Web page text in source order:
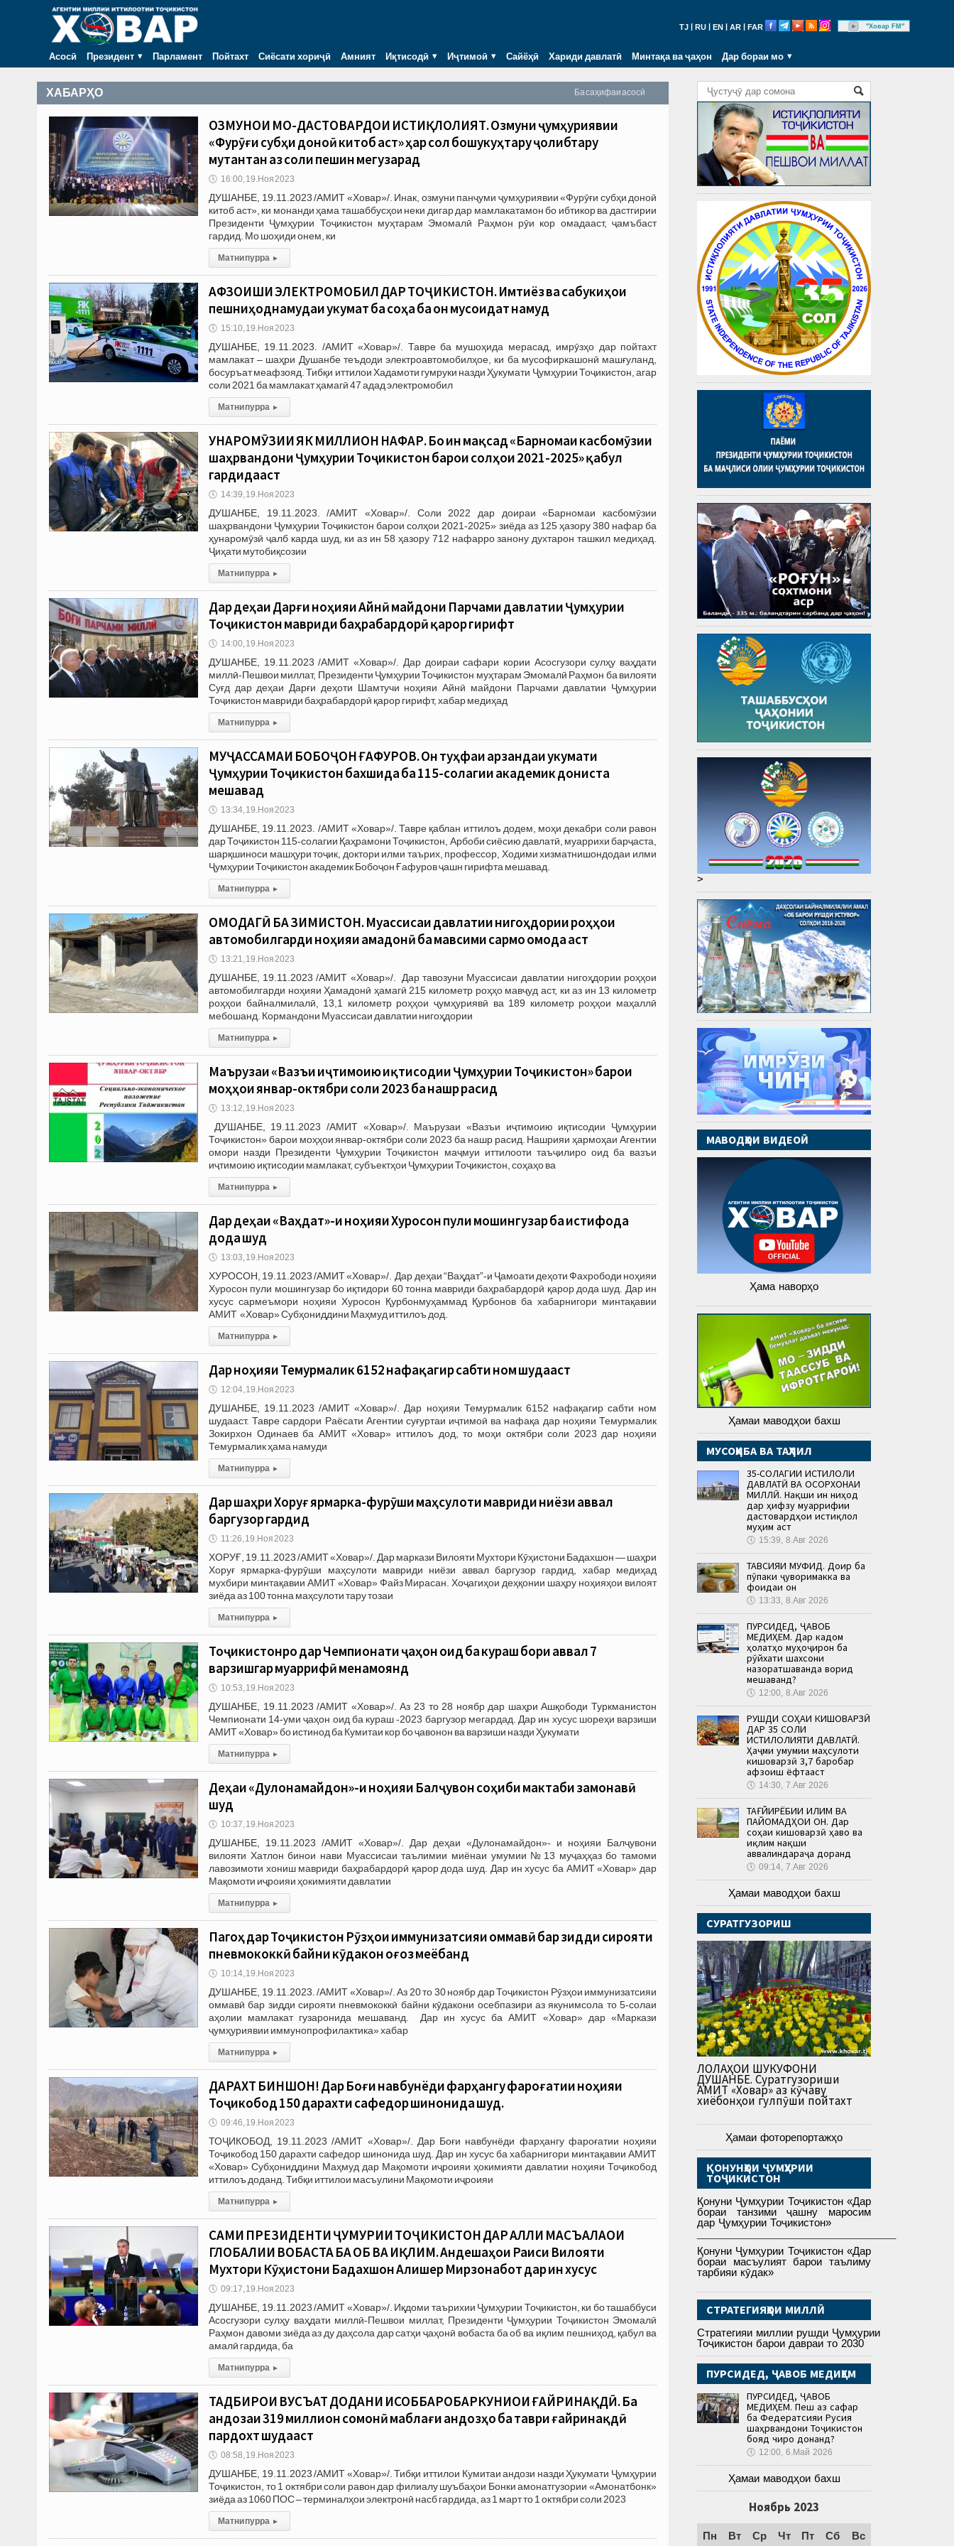
TJ RU EN AR FAR "Ховар FM"
Асосӣ Президент Парламент Пойтахт Сиёсати хориҷӣ Амният Иқтисодӣ Иҷтимоӣ Сайёҳӣ Хариди давлатӣ Минтақа ва ҷаҳон Дар бораи мо
Ба саҳифаи асосӣ
ХАБАРҲО
ОЗМУНҲОИ МО-ДАСТОВАРДҲОИ ИСТИҚЛОЛИЯТ. Озмуни ҷумҳуриявии
«Фурӯғи субҳи доноӣ китоб аст» ҳар сол бошукуҳтару ҷолибтару
мутантан аз соли пешин мегузарад
🕔 16:00, 19.Ноя 2023
ДУШАНБЕ, 19.11.2023 /АМИТ «Ховар»/. Инак, озмуни панҷуми ҷумҳуриявии «Фурӯғи субҳи доноӣ
китоб аст», ки монанди ҳама ташаббусҳои неки дигар дар мамлакатамон бо ибтикор ва дастгирии
Президенти Ҷумҳурии Тоҷикистон муҳтарам Эмомалӣ Раҳмон рӯи кор омадааст, ҷамъбаст
гардид. Мо шоҳиди онем, ки
Матни пурра ▸
АФЗОИШИ ЭЛЕКТРОМОБИЛ ДАР ТОҶИКИСТОН. Имтиёз ва сабукиҳои
пешниҳоднамудаи Ҳукумат ба соҳа ба он мусоидат намуд
🕔 15:10, 19.Ноя 2023
ДУШАНБЕ, 19.11.2023. /АМИТ «Ховар»/. Тавре ба мушоҳида мерасад, имрӯзҳо дар пойтахт
мамлакат – шаҳри Душанбе теъдоди электроавтомобилҳое, ки ба мусофиркашонӣ машғуланд,
босуръат меафзояд. Тибқи иттилои Хадамоти гумруки назди Ҳукумати Ҷумҳурии Тоҷикистон, агар
соли 2021 ба мамлакат ҳамагӣ 47 адад электромобил
Матни пурра ▸
ҲУНАРОМӮЗИИ ЯК МИЛЛИОН НАФАР. Бо ин мақсад «Барномаи касбомӯзии
шаҳрвандони Ҷумҳурии Тоҷикистон барои солҳои 2021-2025» қабул
гардидааст
🕔 14:39, 19.Ноя 2023
ДУШАНБЕ, 19.11.2023. /АМИТ «Ховар»/. Соли 2022 дар доираи «Барномаи касбомӯзии
шаҳрвандони Ҷумҳурии Тоҷикистон барои солҳои 2021-2025» зиёда аз 125 ҳазору 380 нафар ба
ҳунаромӯзӣ ҷалб карда шуд, ки аз ин 58 ҳазору 712 нафарро занону духтарон ташкил медиҳад.
Ҷиҳати мутобиқсозии
Матни пурра ▸
Дар деҳаи Дарғи ноҳияи Айнӣ майдони Парчами давлатии Ҷумҳурии
Тоҷикистон мавриди баҳрабардорӣ қарор гирифт
🕔 14:00, 19.Ноя 2023
ДУШАНБЕ, 19.11.2023 /АМИТ «Ховар»/. Дар доираи сафари кории Асосгузори сулҳу ваҳдати
миллӣ-Пешвои миллат, Президенти Ҷумҳурии Тоҷикистон муҳтарам Эмомалӣ Раҳмон ба вилояти
Суғд дар деҳаи Дарғи деҳоти Шамтучи ноҳияи Айнӣ майдони Парчами давлатии Ҷумҳурии
Тоҷикистон мавриди баҳрабардорӣ қарор гирифт, хабар медиҳад
Матни пурра ▸
МУҶАССАМАИ БОБОҶОН ҒАФУРОВ. Он туҳфаи арзандаи Ҳукумати
Ҷумҳурии Тоҷикистон бахшида ба 115-солагии академик дониста
мешавад
🕔 13:34, 19.Ноя 2023
ДУШАНБЕ, 19.11.2023. /АМИТ «Ховар»/. Тавре қаблан иттилоъ додем, моҳи декабри соли равон
дар Тоҷикистон 115-солагии Қаҳрамони Тоҷикистон, Арбоби сиёсию давлатӣ, муаррихи барҷаста,
шарқшиноси машҳури тоҷик, доктори илми таърих, профессор, Ходими хизматнишондодаи илми
Ҷумҳурии Тоҷикистон академик Бобоҷон Ғафуров ҷашн гирифта мешавад.
Матни пурра ▸
ОМОДАГӢ БА ЗИМИСТОН. Муассисаи давлатии нигоҳдории роҳҳои
автомобилгарди ноҳияи Ҳамадонӣ ба мавсими сармо омода аст
🕔 13:21, 19.Ноя 2023
ДУШАНБЕ, 19.11.2023 /АМИТ «Ховар»/. Дар тавозуни Муассисаи давлатии нигоҳдории роҳҳои
автомобилгарди ноҳияи Ҳамадонӣ ҳамагӣ 215 километр роҳҳо мавҷуд аст, ки аз ин 13 километр
роҳҳои байналмилалӣ, 13,1 километр роҳҳои ҷумҳуриявӣ ва 189 километр роҳҳои маҳаллӣ
мебошанд. Кормандони Муассисаи давлатии нигоҳдории
Матни пурра ▸
Маърузаи «Вазъи иҷтимоию иқтисодии Ҷумҳурии Тоҷикистон» барои
моҳҳои январ-октябри соли 2023 ба нашр расид
🕔 13:12, 19.Ноя 2023
ДУШАНБЕ, 19.11.2023 /АМИТ «Ховар»/. Маърузаи «Вазъи иҷтимоию иқтисодии Ҷумҳурии
Тоҷикистон» барои моҳҳои январ-октябри соли 2023 ба нашр расид. Нашрияи ҳармоҳаи Агентии
омори назди Президенти Ҷумҳурии Тоҷикистон маҷмуи иттилооти таъҷилиро оид ба вазъи
иҷтимоию иқтисодии мамлакат, субъектҳои Ҷумҳурии Тоҷикистон, соҳаҳо ва
Матни пурра ▸
Дар деҳаи «Ваҳдат»-и ноҳияи Хуросон пули мошингузар ба истифода
дода шуд
🕔 13:03, 19.Ноя 2023
ХУРОСОН, 19.11.2023 /АМИТ «Ховар»/. Дар деҳаи “Ваҳдат”-и Ҷамоати деҳоти Фахрободи ноҳияи
Хуросон пули мошингузар бо иқтидори 60 тонна мавриди баҳрабардорӣ қарор дода шуд. Дар ин
хусус сармеъмори ноҳияи Хуросон Қурбонмуҳаммад Қурбонов ба хабарнигори минтақавии
АМИТ «Ховар» Субҳониддини Маҳмуд иттилоъ дод.
Матни пурра ▸
Дар ноҳияи Темурмалик 6152 нафақагир сабти ном шудааст
🕔 12:04, 19.Ноя 2023
ДУШАНБЕ, 19.11.2023 /АМИТ «Ховар»/. Дар ноҳияи Темурмалик 6152 нафақагир сабти ном
шудааст. Тавре сардори Раёсати Агентии суғуртаи иҷтимоӣ ва нафақа дар ноҳияи Темурмалик
Зокирхон Одинаев ба АМИТ «Ховар» иттилоъ дод, то моҳи октябри соли 2023 дар ноҳияи
Темурмалик ҳама намуди
Матни пурра ▸
Дар шаҳри Хоруғ ярмарка-фурӯши маҳсулоти мавриди ниёзи аввал
баргузор гардид
🕔 11:26, 19.Ноя 2023
ХОРУҒ, 19.11.2023 /АМИТ «Ховар»/. Дар маркази Вилояти Мухтори Кӯҳистони Бадахшон — шаҳри
Хоруғ ярмарка-фурӯши маҳсулоти мавриди ниёзи аввал баргузор гардид, хабар медиҳад
мухбири минтақавии АМИТ «Ховар» Файз Мирасан. Хоҷагиҳои деҳқонии шаҳру ноҳияҳои вилоят
зиёда аз 100 тонна маҳсулоти тару тозаи
Матни пурра ▸
Тоҷикистонро дар Чемпионати ҷаҳон оид ба кураш бори аввал 7
варзишгар муаррифӣ менамоянд
🕔 10:53, 19.Ноя 2023
ДУШАНБЕ, 19.11.2023 /АМИТ «Ховар»/. Аз 23 то 28 ноябр дар шаҳри Ашқободи Туркманистон
Чемпионати 14-уми ҷаҳон оид ба кураш -2023 баргузор мегардад. Дар ин хусус шореҳи варзиши
АМИТ «Ховар» бо истинод ба Кумитаи кор бо ҷавонон ва варзиши назди Ҳукумати
Матни пурра ▸
Деҳаи «Дулонамайдон»-и ноҳияи Балҷувон соҳиби мактаби замонавӣ
шуд
🕔 10:37, 19.Ноя 2023
ДУШАНБЕ, 19.11.2023 /АМИТ «Ховар»/. Дар деҳаи «Дулонамайдон»- и ноҳияи Балҷувони
вилояти Хатлон бинои нави Муассисаи таълимии миёнаи умумии №13 муҷаҳҳаз бо тамоми
лавозимоти хониш мавриди баҳрабардорӣ қарор дода шуд. Дар ин хусус ба АМИТ «Ховар» дар
Мақомоти иҷроияи ҳокимияти давлатии
Матни пурра ▸
Пагоҳ дар Тоҷикистон Рӯзҳои иммунизатсияи оммавӣ бар зидди сирояти
пневмококкӣ байни кӯдакон оғоз меёбанд
🕔 10:14, 19.Ноя 2023
ДУШАНБЕ, 19.11.2023. /АМИТ «Ховар»/. Аз 20 то 30 ноябр дар Тоҷикистон Рӯзҳои иммунизатсияи
оммавӣ бар зидди сирояти пневмококкӣ байни кӯдакони осебпазири аз якунимсола то 5-солаи
аҳолии мамлакат гузаронида мешаванд. Дар ин хусус ба АМИТ «Ховар» дар «Маркази
ҷумҳуриявии иммунопрофилактика» хабар
Матни пурра ▸
ДАРАХТ БИНШОН! Дар Боғи навбунёди фарҳангу фароғатии ноҳияи
Тоҷикобод 150 дарахти сафедор шинонида шуд.
🕔 09:46, 19.Ноя 2023
ТОҶИКОБОД, 19.11.2023 /АМИТ «Ховар»/. Дар Боғи навбунёди фарҳангу фароғатии ноҳияи
Тоҷикобод 150 дарахти сафедор шинонида шуд. Дар ин хусус ба хабарнигори минтақавии АМИТ
«Ховар» Субҳониддини Маҳмуд дар Мақомоти иҷроияи ҳокимияти давлатии ноҳияи Тоҷикобод
иттилоъ доданд. Тибқи иттилои масъулини Мақомоти иҷроияи
Матни пурра ▸
САҲМИ ПРЕЗИДЕНТИ ҶУМҲУРИИ ТОҶИКИСТОН ДАР ҲАЛЛИ МАСЪАЛАҲОИ
ГЛОБАЛИИ ВОБАСТА БА ОБ ВА ИҚЛИМ. Андешаҳои Раиси Вилояти
Мухтори Кӯҳистони Бадахшон Алишер Мирзонабот дар ин хусус
🕔 09:17, 19.Ноя 2023
ДУШАНБЕ, 19.11.2023 /АМИТ «Ховар»/. Иқдоми таърихии Ҷумҳурии Тоҷикистон, ки бо ташаббуси
Асосгузори сулҳу ваҳдати миллӣ-Пешвои миллат, Президенти Ҷумҳурии Тоҷикистон Эмомалӣ
Раҳмон давоми зиёда аз ду даҳсола дар сатҳи ҷаҳонӣ вобаста ба об ва иқлим пешниҳод, қабул ва
амалӣ гардида, ба
Матни пурра ▸
ТАДБИРҲОИ ВУСЪАТ ДОДАНИ ҲИСОББАРОБАРКУНИҲОИ ҒАЙРИНАҚДӢ. Ба
андозаи 319 миллион сомонӣ маблағи андозҳо ба таври ғайринақдӣ
пардохт шудааст
🕔 08:58, 19.Ноя 2023
ДУШАНБЕ, 19.11.2023 /АМИТ «Ховар»/. Тибқи иттилои Кумитаи андози назди Ҳукумати Ҷумҳурии
Тоҷикистон, то 1 октябри соли равон дар филиалу шуъбаҳои Бонки амонатгузории «Амонатбонк»
зиёда аз 1060 ПОС – терминалҳои электронӣ насб гардида, аз 1 март то 1 октябри соли 2023
Матни пурра ▸
>
МАВОДҲОИ ВИДЕОӢ
Ҳама наворҳо
Ҳамаи маводҳои бахш
МУСОҲИБА ВА ТАҲЛИЛ
35-СОЛАГИИ ИСТИҚЛОЛИ
ДАВЛАТӢ ВА ОСОРХОНАИ
МИЛЛӢ. Нақши ин ниҳод
дар ҳифзу муаррифии
дастовардҳои истиқлол
муҳим аст
🕔 15:39, 8.Авг 2026
ТАВСИЯИ МУФИД. Доир ба
пӯпаки ҷуворимакка ва
фоидаи он
🕔 13:33, 8.Авг 2026
ПУРСИДЕД, ҶАВОБ
МЕДИҲЕМ. Дар кадом
ҳолатҳо муҳоҷирон ба
рӯйхати шахсони
назоратшаванда ворид
мешаванд?
🕔 12:00, 8.Авг 2026
РУШДИ СОҲАИ КИШОВАРЗӢ
ДАР 35 СОЛИ
ИСТИҚЛОЛИЯТИ ДАВЛАТӢ.
Ҳаҷми умумии маҳсулоти
кишоварзӣ 3,7 баробар
афзоиш ёфтааст
🕔 14:30, 7.Авг 2026
ТАҒЙИРЁБИИ ИҚЛИМ ВА
ПАЙОМАДҲОИ ОН. Дар
соҳаи кишоварзӣ ҳаво ва
иқлим нақши
аввалиндараҷа доранд
🕔 09:14, 7.Авг 2026
Ҳамаи маводҳои бахш
СУРАТГУЗОРИШ
ЛОЛАҲОИ ШУКУФОНИ
ДУШАНБЕ. Суратгузориши
АМИТ «Ховар» аз кӯчаву
хиёбонҳои гулпӯши пойтахт
Ҳамаи фоторепортажҳо
ҚОНУНҲОИ ҶУМҲУРИИ
ТОҶИКИСТОН
Қонуни Ҷумҳурии Тоҷикистон «Дар
бораи танзими ҷашну маросим
дар Ҷумҳурии Тоҷикистон»
Қонуни Ҷумҳурии Тоҷикистон «Дар
бораи масъулият барои таълиму
тарбияи кӯдак»
СТРАТЕГИЯҲОИ МИЛЛӢ
Стратегияи миллии рушди Ҷумҳурии
Тоҷикистон барои давраи то 2030
ПУРСИДЕД, ҶАВОБ МЕДИҲЕМ
ПУРСИДЕД, ҶАВОБ
МЕДИҲЕМ. Пеш аз сафар
ба Федератсияи Русия
шаҳрвандони Тоҷикистон
бояд чиро донанд?
🕔 12:00, 6.Май 2026
Ҳамаи маводҳои бахш
Ноябрь 2023
Пн Вт Ср Чт Пт Сб Вс